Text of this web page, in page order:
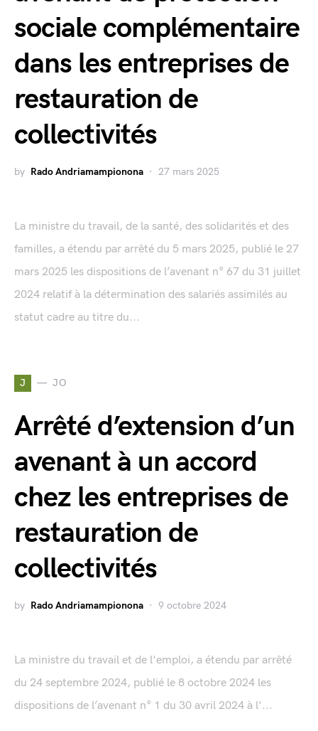
sociale complémentaire
dans les entreprises de
restauration de
collectivités
by Rado Andriamampionona 27 mars 2025
La ministre du travail, de la santé, des solidarités et des
familles, a étendu par arrêté du 5 mars 2025, publié le 27
mars 2025 les dispositions de l’avenant n° 67 du 31 juillet
2024 relatif à la détermination des salariés assimilés au
statut cadre au titre du...
J JO
Arrêté d’extension d’un
avenant à un accord
chez les entreprises de
restauration de
collectivités
by Rado Andriamampionona 9 octobre 2024
La ministre du travail et de l'emploi, a étendu par arrêté
du 24 septembre 2024, publié le 8 octobre 2024 les
dispositions de l’avenant n° 1 du 30 avril 2024 à l'...